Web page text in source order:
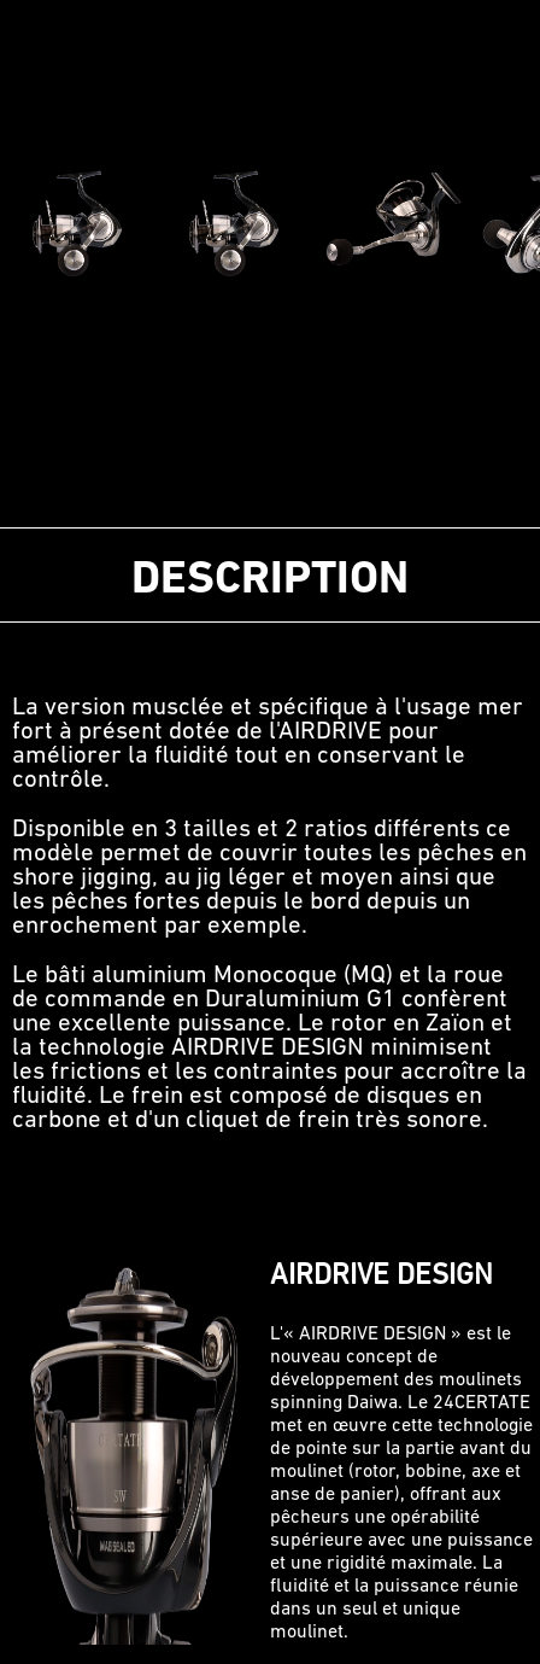
DESCRIPTION
La version musclée et spécifique à l'usage mer
fort à présent dotée de l'AIRDRIVE pour
améliorer la fluidité tout en conservant le
contrôle.
Disponible en 3 tailles et 2 ratios différents ce
modèle permet de couvrir toutes les pêches en
shore jigging, au jig léger et moyen ainsi que
les pêches fortes depuis le bord depuis un
enrochement par exemple.
Le bâti aluminium Monocoque (MQ) et la roue
de commande en Duraluminium G1 confèrent
une excellente puissance. Le rotor en Zaïon et
la technologie AIRDRIVE DESIGN minimisent
les frictions et les contraintes pour accroître la
fluidité. Le frein est composé de disques en
carbone et d'un cliquet de frein très sonore.
AIRDRIVE DESIGN
L'« AIRDRIVE DESIGN » est le
nouveau concept de
développement des moulinets
spinning Daiwa. Le 24CERTATE
met en œuvre cette technologie
de pointe sur la partie avant du
moulinet (rotor, bobine, axe et
anse de panier), offrant aux
pêcheurs une opérabilité
supérieure avec une puissance
et une rigidité maximale. La
fluidité et la puissance réunie
dans un seul et unique
moulinet.